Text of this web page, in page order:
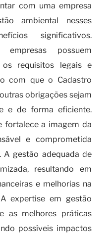
com uma empresa
ambiental nesses
significativos.
empresas possuem
requisitos legais e
com que o Cadastro
obrigações sejam
e de forma eficiente.
fortalece a imagem da
e comprometida
A gestão adequada de
resultando em
e melhorias na
expertise em gestão
as melhores práticas
possíveis impactos